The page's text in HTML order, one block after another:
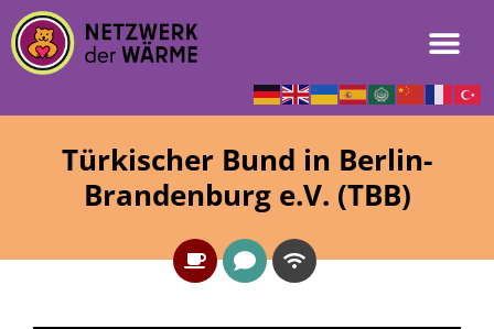
Türkischer Bund in Berlin-
Brandenburg e.V. (TBB)